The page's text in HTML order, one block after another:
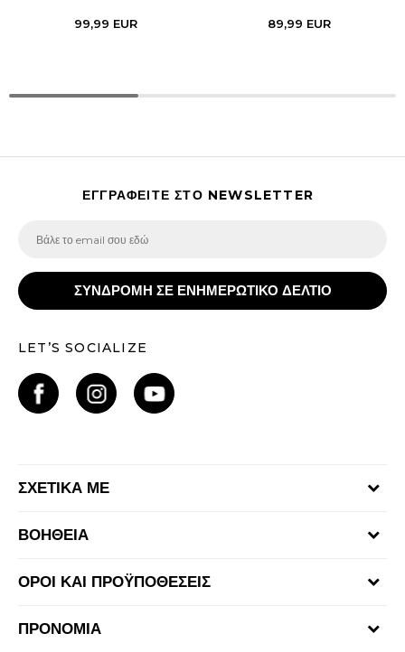
99,99 EUR 89,99 EUR
ΕΓΓΡΑΦΕΙΤΕ ΣΤΟ NEWSLETTER
ΣΥΝΔΡΟΜΗ ΣΕ ΕΝΗΜΕΡΩΤΙΚΟ ΔΕΛΤΙΟ
LET’S SOCIALIZE
ΣΧΕΤΙΚΑ ΜΕ
Καταστήματα
ΒΟΗΘΕΙΑ
Αποστολή & Παράδοση
ΟΡΟΙ ΚΑΙ ΠΡΟΫΠΟΘΕΣΕΙΣ
ΠΡΟΝΟΜΙΑ